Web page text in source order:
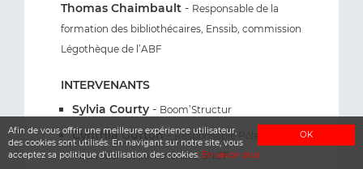
OK
Afin de vous offrir une meilleure expérience utilisateur,
des cookies sont utilisés. En navigant sur notre site, vous
acceptez sa politique d'utilisation des cookies. En savoir plus
Thomas Chaimbault - Responsable de la
formation des bibliothécaires, Enssib, commission
Légothèque de l’ABF
INTERVENANTS
Sylvia Courty - Boom’Structur
Cynthia Gutton-Responsable Pôle
Innovation et partenariats, SNCF